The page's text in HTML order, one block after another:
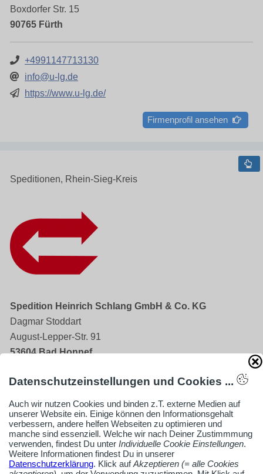
Boxdorfer Str. 15
90765 Fürth
+4991147713130
info@u-lg.de
https://www.u-lg.de/
Firmenprofil ansehen
Speditionen, Rhein-Sieg-Kreis
Spedition Heinrich Schlang GmbH & Co. KG
Dagmar Stoddart
August-Lepper-Str. 91
53604 Bad Honnef
02224 976957-0
schlang@jaga.email
https://www.spedition-schlang.de/
Firmenprofil ansehen
Datenschutzeinstellungen und Cookies ...
Auch wir nutzen Cookies und binden z.T. externe Medien auf
unserer Website ein. Einige können den Informationsgehalt
verbessern, andere helfen Webseiten zu optimieren und
manche sind essenziell. Welche wir nach Deiner Zustimmmung
verwenden, findest Du unter Individuelle Cookie Einstellungen.
Weitere Informationen findest Du in unserer
Datenschutzerklärung. Klick aufAkzeptieren (= alle Cookies